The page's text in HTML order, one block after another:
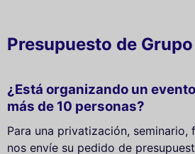
Presupuesto de Grupo
¿Está organizando un
más de 10 personas?
Para una privatización, seminario,
nos envíe su pedido de